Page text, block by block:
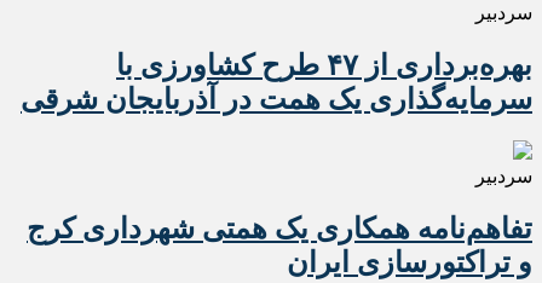
سردبیر
بهره‌برداری از ۴۷ طرح کشاورزی با
سرمایه‌گذاری یک همت در آذربایجان شرقی
سردبیر
تفاهم‌نامه همکاری یک همتی شهرداری کرج
و تراکتورسازی ایران